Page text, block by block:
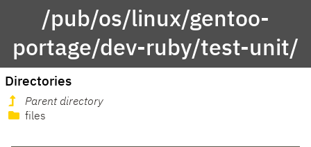
/pub/os/linux/gentoo-
portage/dev-ruby/test-unit/
Directories
Parent directory
files